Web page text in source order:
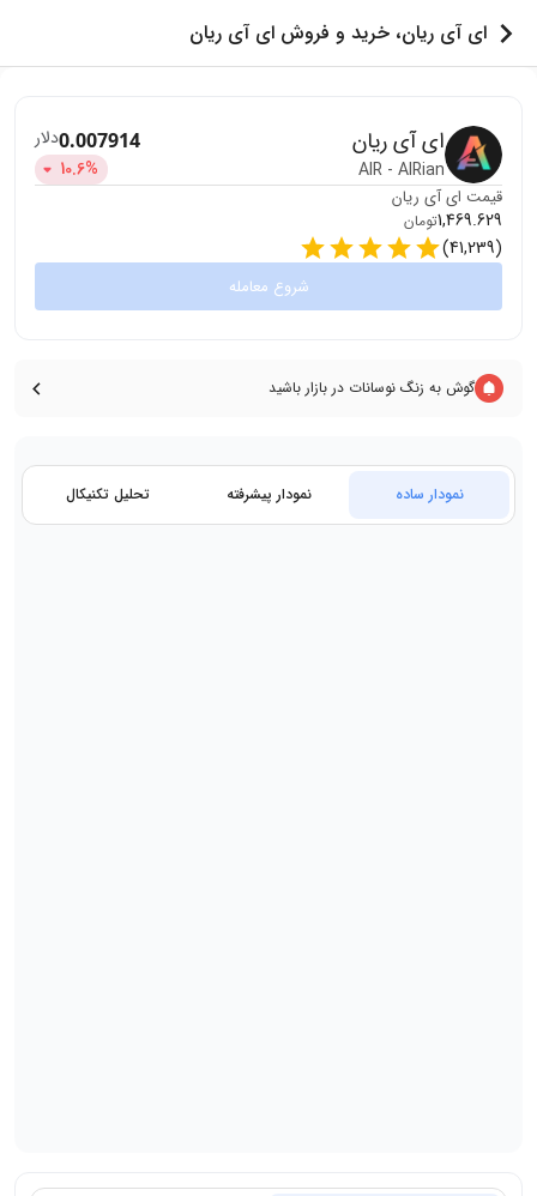
ای آی ریان، خرید و فروش ای آی ریان
ای آی ریان
AIR - AIRian
0.007914دلار
10.6%
قیمت ای آی ریان
1,469.629تومان
(
41,239
)
شروع معامله
گوش به زنگ نوسانات در بازار باشید
نمودار ساده نمودار پیشرفته تحلیل تکنیکال